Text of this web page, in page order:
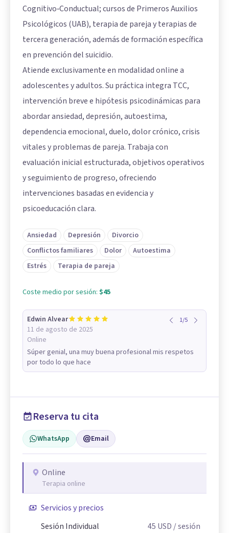
Cognitivo‑Conductual; cursos de Primeros Auxilios
Psicológicos (UAB), terapia de pareja y terapias de
tercera generación, además de formación específica
en prevención del suicidio.
Atiende exclusivamente en modalidad online a
adolescentes y adultos. Su práctica integra TCC,
intervención breve e hipótesis psicodinámicas para
abordar ansiedad, depresión, autoestima,
dependencia emocional, duelo, dolor crónico, crisis
vitales y problemas de pareja. Trabaja con
evaluación inicial estructurada, objetivos operativos
y seguimiento de progreso, ofreciendo
intervenciones basadas en evidencia y
psicoeducación clara.
Ansiedad Depresión
Divorcio
Conflictos familiares
Dolor
Autoestima
Estrés
Terapia de pareja
Coste medio por sesión: $45
Edwin Alvear
11 de agosto de 2025
Online
1/5
Súper genial, una muy buena profesional mis respetos
por todo lo que hace
Reserva tu cita
WhatsApp Email
Online
Terapia online
Servicios y precios
Sesión Individual
45 USD / sesión